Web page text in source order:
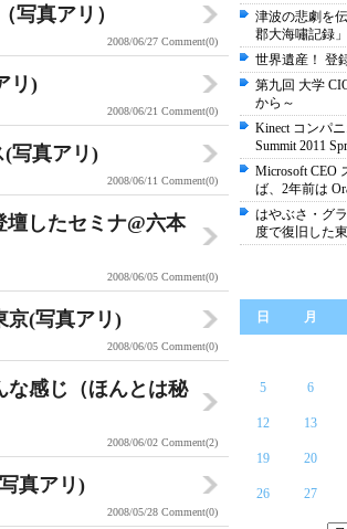
写真アリ）
2008/06/27 Comment(0)
リ)
2008/06/21 Comment(0)
(写真アリ)
2008/06/11 Comment(0)
したセミナ@六本
2008/06/05 Comment(0)
京(写真アリ)
2008/06/05 Comment(0)
な感じ（ほんとは秘
2008/06/02 Comment(2)
真アリ)
2008/05/28 Comment(0)
津波の悲劇を
郡大海嘯記録」
世界遺産！ 登
第九回 大学
から～
Kinect コンパ
Summit 2011
Microsoft CEO
ば、2年前は
はやぶさ・グ
度で復旧した
日 月
5 6
12 13
19 20
26 27